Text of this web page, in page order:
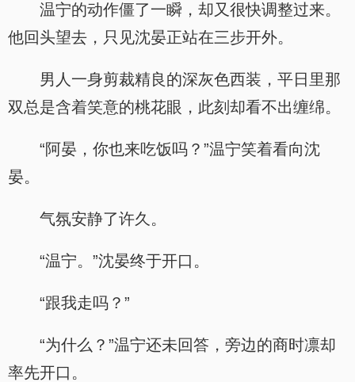
温宁的动作僵了一瞬，却又很快调整过来。
他回头望去，只见沈晏正站在三步开外。
男人一身剪裁精良的深灰色西装，平日里那
双总是含着笑意的桃花眼，此刻却看不出缠绵。
“阿晏，你也来吃饭吗？”温宁笑着看向沈
晏。
气氛安静了许久。
“温宁。”沈晏终于开口。
“跟我走吗？”
“为什么？”温宁还未回答，旁边的商时凛却
率先开口。